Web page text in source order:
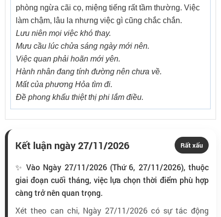
phòng ngừa cãi cọ, miệng tiếng rất tầm thường. Việc
làm chậm, lâu la nhưng việc gì cũng chắc chắn.
Lưu niên mọi việc khó thay.
Mưu cầu lúc chửa sáng ngày mới nên.
Việc quan phải hoãn mới yên.
Hành nhân đang tính đường nên chưa về.
Mất của phương Hỏa tìm đi.
Đề phong khẩu thiệt thị phi lắm điều.
Kết luận ngày 27/11/2026 Rất xấu
✨ Vào Ngày 27/11/2026 (Thứ 6, 27/11/2026), thuộc
giai đoạn cuối tháng, việc lựa chọn thời điểm phù hợp
càng trở nên quan trọng.
Xét theo can chi, Ngày 27/11/2026 có sự tác động